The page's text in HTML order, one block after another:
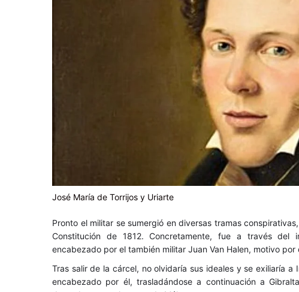
José María de Torrijos y Uriarte
Pronto el militar se sumergió en diversas tramas
Constitución de 1812. Concretamente, fue a través del
encabezado por el también militar Juan Van Halen, motivo
Tras salir de la cárcel, no olvidaría sus ideales y se exiliaría
encabezado por él, trasladándose a continuación a